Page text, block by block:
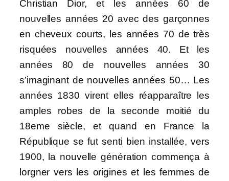
Christian Dior, et les années 60 de
nouvelles années 20 avec des garçonnes
en cheveux courts, les années 70 de très
risquées nouvelles années 40. Et les
années 80 de nouvelles années 30
s’imaginant de nouvelles années 50… Les
années 1830 virent elles réapparaître les
amples robes de la seconde moitié du
18eme siècle, et quand en France la
République se fut senti bien installée, vers
1900, la nouvelle génération commença à
lorgner vers les origines et les femmes de